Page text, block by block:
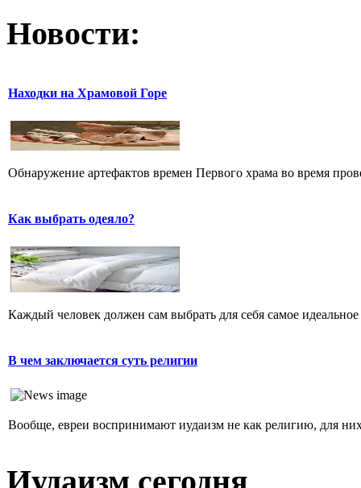
Новости:
Находки на Храмовой Горе
Обнаружение артефактов времен Первого храма во время
Как выбрать одеяло?
Каждый человек должен сам выбрать для себя самое
В чем заключается суть религии
Вообще, евреи воспринимают иудаизм не как религию, для